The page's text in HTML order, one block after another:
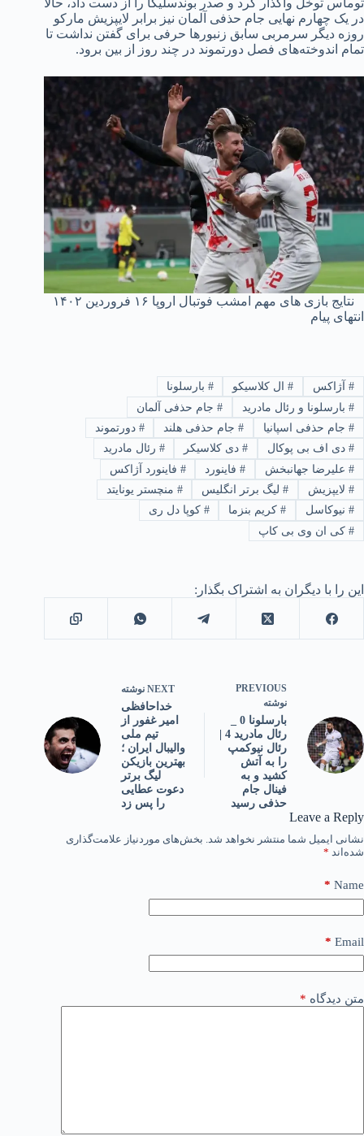
توماس توخل واگذار کرد و صدر بوندسلیگا را از دست داد، حالا
در یک چهارم نهایی جام حذفی آلمان نیز برابر لایپزیش مارکو
روزه دیگر سرمربی سابق زنبورها حرفی برای گفتن نداشت تا
تمام اندوخته‌های فصل دورتموند در چند روز از بین برود.
نتایج بازی های مهم امشب فوتبال اروپا ۱۶ فروردین ۱۴۰۲
انتهای پیام
#آژاکس #ال کلاسیکو # بارسلونا
#بارسلونا و رئال مادرید #جام حذفی آلمان
#جام حذفی اسپانیا #جام حذفی هلند # دورتموند
#دی اف بی پوکال #دی کلاسیکر # رئال مادرید
#علیرضا جهانبخش #فاینورد # فاینورد آژاکس
#لایپزیش #لیگ برتر انگلیس # منچستر یونایتد
#نیوکاسل #کریم بنزما # کوپا دل ری
#کی ان وی بی کاپ
این را با دیگران به اشتراک بگذار:
PREVIOUS
نوشته
رئال نیوکمپ
را به آتش
کشید و به
فینال جام
حذفی رسید
NEXT نوشته
خداحافظی
امیر غفور از
تیم ملی
والیبال ایران ؛
بهترین بازیکن
لیگ برتر
دعوت عطایی
را پس زد
Leave a Reply
نشانی ایمیل شما منتشر نخواهد شد. بخش‌های موردنیاز علامت‌گذاری
شده‌اند *
Name
*
Email
*
متن دیدگاه *